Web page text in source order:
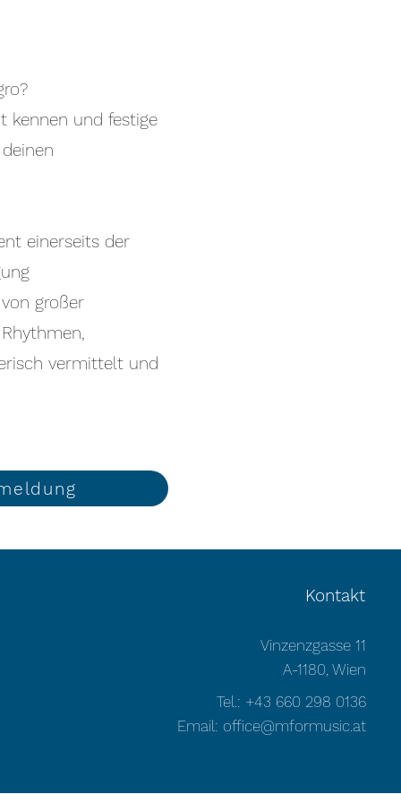
kennen und festige
einerseits der
großer
vermittelt und
Kontakt
Vinzenzgasse 11
A-1180, Wien
Tel.: +43 660 298 0136
Email: office@mformusic.at